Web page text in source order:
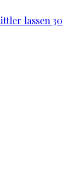
lassen 30